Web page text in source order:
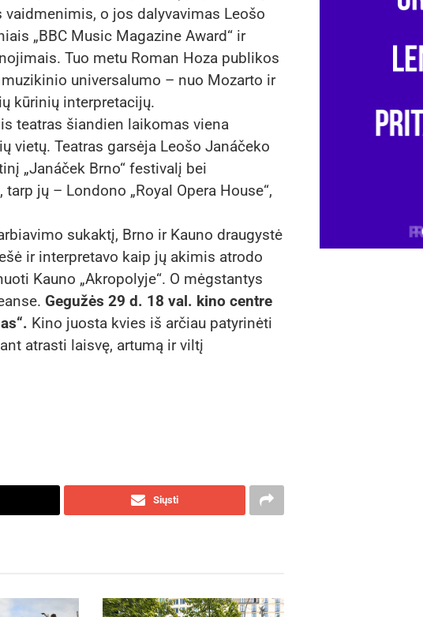
o jos dalyvavimas Leošo
„BBC Music Magazine Award“ ir
Tuo metu Roman Hoza publikos
universalumo – nuo Mozarto ir
kūrinių interpretacijų.
teatras šiandien laikomas viena
vietų. Teatras garsėja Leošo Janáčeko
„Janáček Brno“ festivalį bei
jų – Londono „Royal Opera House“,
sukaktį, Brno ir Kauno draugystė
ir interpretavo kaip jų akimis atrodo
Kauno „Akropolyje“. O mėgstantys
Gegužės 29 d. 18 val. kino centre
Kino juosta kvies iš arčiau patyrinėti
atrasti laisvę, artumą ir viltį
Siųsti